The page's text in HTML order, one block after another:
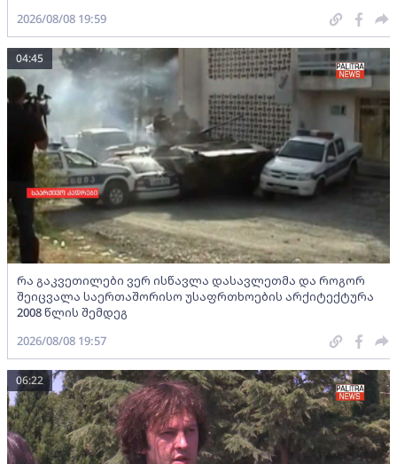
2026/08/08 19:59
რა გაკვეთილები ვერ ისწავლა დასავლეთმა და როგორ
შეიცვალა საერთაშორისო უსაფრთხოების არქიტექტურა
2008 წლის შემდეგ
04:45
2026/08/08 19:57
06:22